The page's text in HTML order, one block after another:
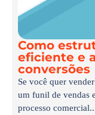
Como
eficiente e
conversões
Se você quer
um funil de vendas
processo